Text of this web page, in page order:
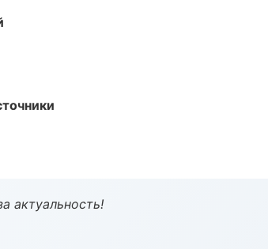
актуальность!